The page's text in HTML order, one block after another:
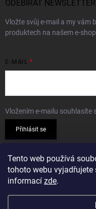
Tento web používá
tohoto webu
informací zde.
ODEBÍRAT NEWSLETTER
Vložte svůj e-mail a my vám
produktech na našem e-
E-MAIL
Vložením e-mailu souhlasíte
Přihlásit se
PŘIJÍMÁME ONLINE